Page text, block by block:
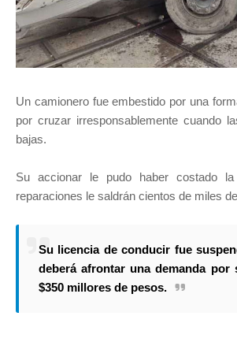
Un camionero fue embestido por una
por cruzar irresponsablemente cuando
bajas.
Su accionar le pudo haber costado
reparaciones le saldrán cientos de miles
Su licencia de conducir fue
deberá afrontar una demanda por
$350 millores de pesos.